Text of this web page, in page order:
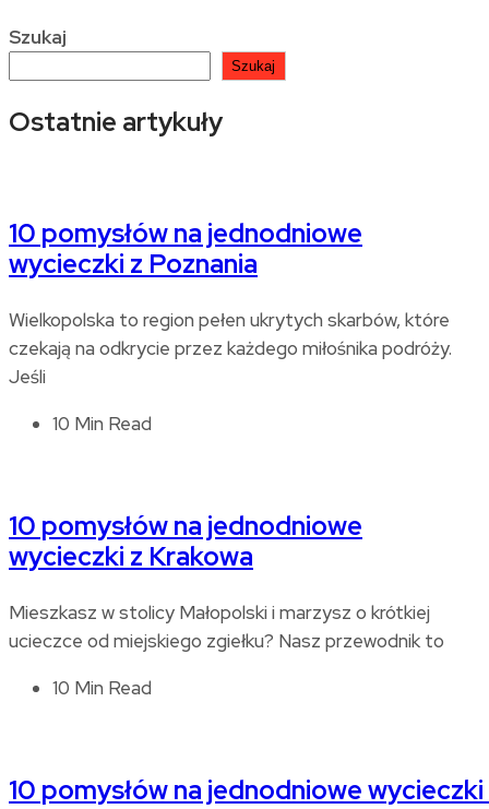
Szukaj
Szukaj
Ostatnie artykuły
10 pomysłów na jednodniowe
wycieczki z Poznania
Wielkopolska to region pełen ukrytych skarbów, które
czekają na odkrycie przez każdego miłośnika podróży.
Jeśli
10 Min Read
10 pomysłów na jednodniowe
wycieczki z Krakowa
Mieszkasz w stolicy Małopolski i marzysz o krótkiej
ucieczce od miejskiego zgiełku? Nasz przewodnik to
10 Min Read
10 pomysłów na jednodniowe